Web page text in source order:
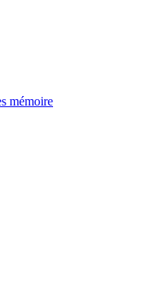
mémoire